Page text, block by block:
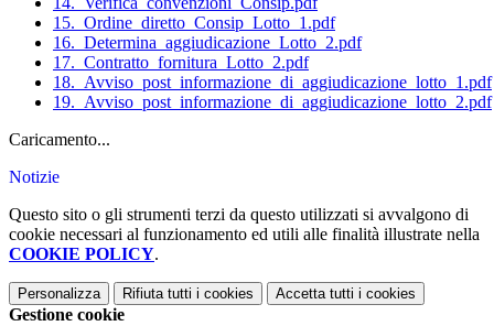
15._Ordine_diretto_Consip_Lotto_1.pdf
16._Determina_aggiudicazione_Lotto_2.pdf
17._Contratto_fornitura_Lotto_2.pdf
18._Avviso_post_informazione_di_aggiudicazione_lotto_1.pdf
19._Avviso_post_informazione_di_aggiudicazione_lotto_2.pdf
Caricamento...
Notizie
Questo sito o gli strumenti terzi da questo utilizzati si avvalgono di
cookie necessari al funzionamento ed utili alle finalità illustrate nella
COOKIE POLICY.
Personalizza Rifiuta tutti i cookies Accetta tutti i cookies
Gestione cookie